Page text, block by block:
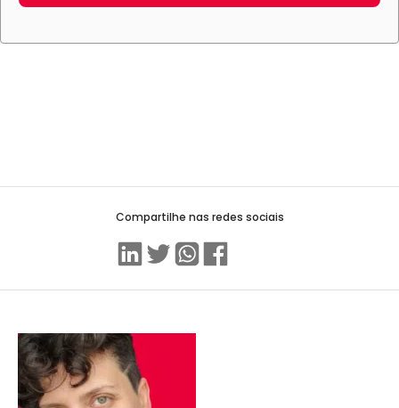
Compartilhe nas redes sociais
LinkedinTwitterWhatsApp
Facebook